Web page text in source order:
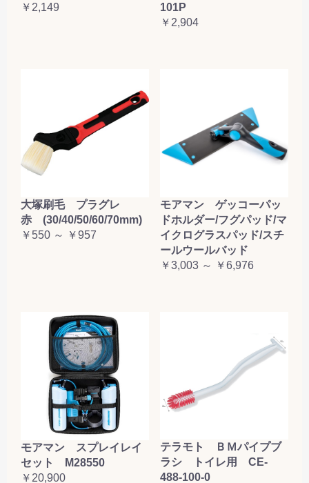
￥2,149
101P
￥2,904
大塚刷毛 プラグレ
赤 (30/40/50/60/70mm)
￥550 ～ ￥957
モアマン ゲッコーパッ
ドホルダー/フグパッド/マ
イクログラスパッド/スチ
ールウールバッド
￥3,003 ～ ￥6,976
モアマン スプレイレイ
セット M28550
￥20,900
テラモト ＢＭパイプブ
ラシ トイレ用 CE-
488-100-0